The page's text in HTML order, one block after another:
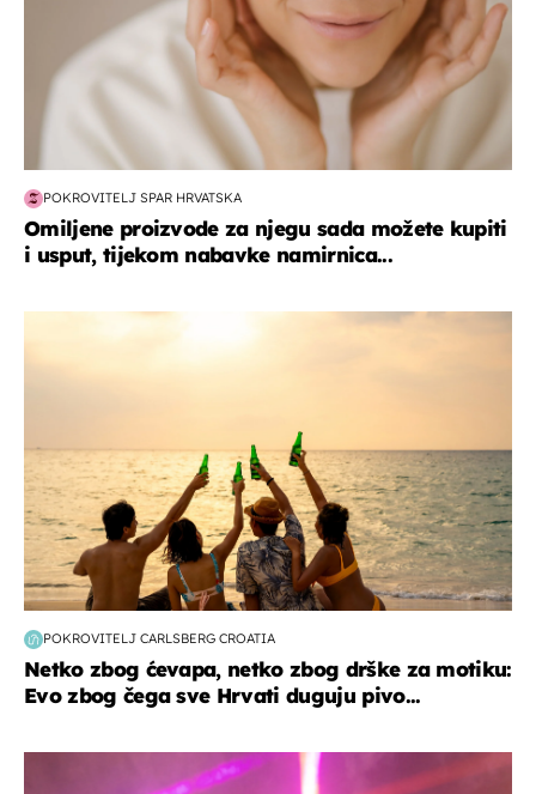
POKROVITELJ SPAR HRVATSKA
Omiljene proizvode za njegu sada možete kupiti
i usput, tijekom nabavke namirnica...
POKROVITELJ CARLSBERG CROATIA
Netko zbog ćevapa, netko zbog drške za motiku:
Evo zbog čega sve Hrvati duguju pivo...